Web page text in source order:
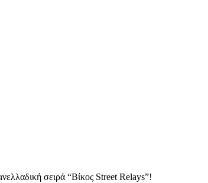
σειρά “Βίκος Street Relays”!